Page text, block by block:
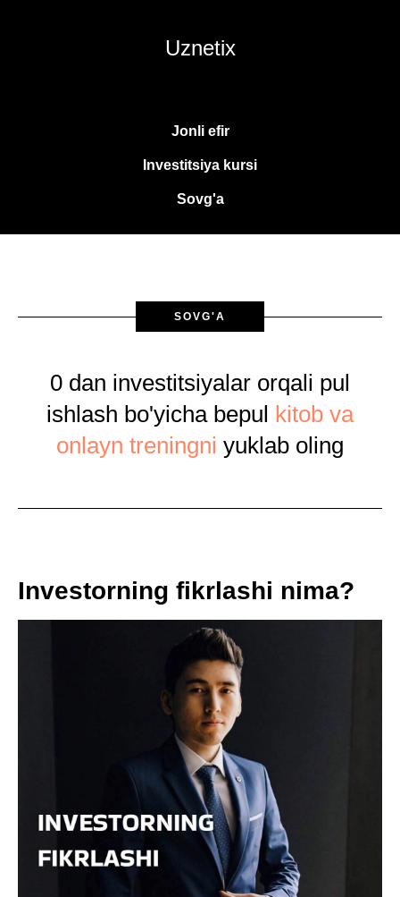
Uznetix
Jonli efir
Investitsiya kursi
Sovg'a
SOVG'A
0 dan investitsiyalar orqali pul
ishlash bo'yicha bepul kitob va
onlayn treningni yuklab oling
Investorning fikrlashi nima?